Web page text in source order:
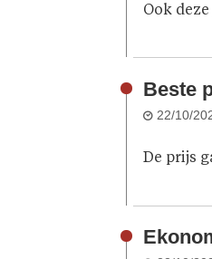
Ook
Beste
22/10/
De prijs